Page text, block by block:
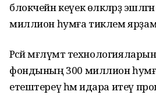
блокчейн кеүек өлкәләрҙә
миллион һумға тиклем
Рәсәй мәғлүмәт
фондының 300 миллион
етештереү һәм идара итеү